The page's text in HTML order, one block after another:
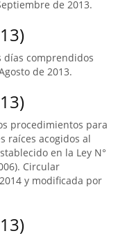
de 2013.
días comprendidos
de 2013.
procedimientos para
raíces acogidos al
en la Ley N°
Circular
y modificada por